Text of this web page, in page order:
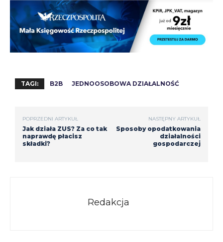
TAGI: B2B JEDNOOSOBOWA DZIAŁALNOŚĆ
POPRZEDNI ARTYKUŁ
Jak działa ZUS? Za co tak
naprawdę płacisz
składki?
NASTĘPNY ARTYKUŁ
Sposoby opodatkowania
działalności
gospodarczej
Redakcja